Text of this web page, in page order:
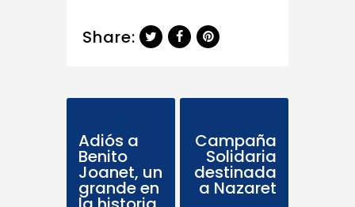
Share:
Adiós a
Benito
Joanet, un
grande en
Campaña
Solidaria
destinada
a Nazaret